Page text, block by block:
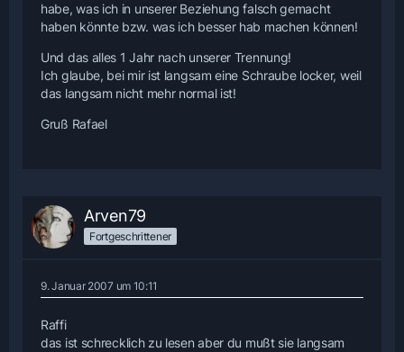
habe, was ich in unserer Beziehung falsch gemacht
haben könnte bzw. was ich besser hab machen können!
Und das alles 1 Jahr nach unserer Trennung!
Ich glaube, bei mir ist langsam eine Schraube locker, weil
das langsam nicht mehr normal ist!
Gruß Rafael
Arven79
Fortgeschrittener
9. Januar 2007 um 10:11
Raffi
das ist schrecklich zu lesen aber du mußt sie langsam